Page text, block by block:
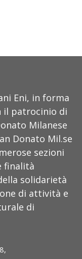
Eni, in forma
il patrocinio di
Milanese
Donato Mil.se
sezioni
finalità
solidarietà
di attività e
di